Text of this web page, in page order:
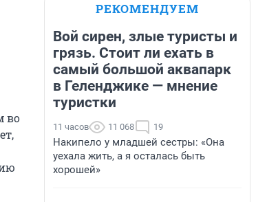
во
РЕКОМЕНДУЕМ
Вой сирен, злые туристы и
грязь. Стоит ли ехать в
самый большой аквапарк
в Геленджике — мнение
туристки
11 часов 11 068 19
Накипело у младшей сестры: «Она
уехала жить, а я осталась быть
хорошей»